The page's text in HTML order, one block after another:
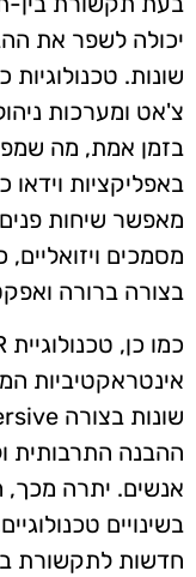
יכולה לשפר את
שונות. טכנולוגיות
צ'אט ומערכות
בזמן אמת, מה
מאפשר שיחות
מסמכים
בצורה ברורה
אינטראקטיביות
ההבנה התרבותית
אנשים. יתרה מכך,
בשינויים
חדשות לתקשורת